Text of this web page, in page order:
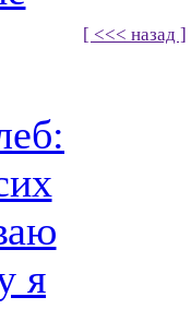
я
[ <<< назад ]